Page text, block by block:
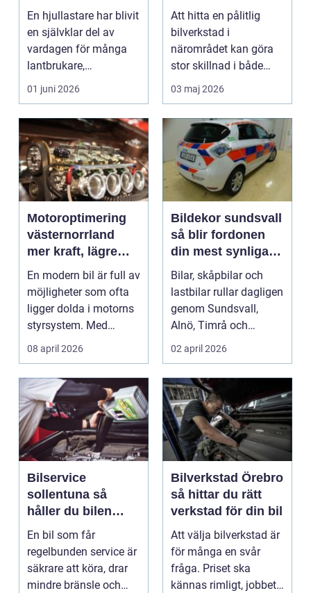
och entreprenad
En hjullastare har blivit
en självklar del av
vardagen för många
lantbrukare,
entreprenörer och
01 juni 2026
verkstad för din bil
Att hitta en pålitlig
bilverkstad i
närområdet kan göra
stor skillnad i både
plånbok och trygghet.
03 maj 2026
Motoroptimering
västernorrland
mer kraft, lägre
förbrukning och
bättre körkänsla
En modern bil är full av
möjligheter som ofta
ligger dolda i motorns
styrsystem. Med
genomtänkt moto...
08 april 2026
Bildekor sundsvall
så blir fordonen
din mest synliga
reklamplats
Bilar, skåpbilar och
lastbilar rullar dagligen
genom Sundsvall,
Alnö, Timrå och
kringliggande orter....
02 april 2026
Bilservice
sollentuna så
håller du bilen
trygg, säker och
värdebeständig
En bil som får
regelbunden service är
säkrare att köra, drar
mindre bränsle och
Bilverkstad Örebro
så hittar du rätt
verkstad för din bil
Att välja bilverkstad är
för många en svår
fråga. Priset ska
kännas rimligt, jobbet